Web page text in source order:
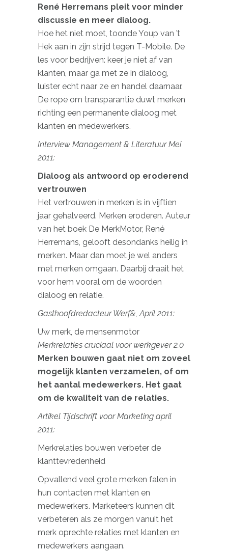
René Herremans pleit voor minder
discussie en meer dialoog.
Hoe het niet moet, toonde Youp van ’t
Hek aan in zijn strijd tegen T-Mobile. De
les voor bedrijven: keer je niet af van
klanten, maar ga met ze in dialoog,
luister echt naar ze en handel daarnaar.
De rope om transparantie duwt merken
richting een permanente dialoog met
klanten en medewerkers.
Interview Management & Literatuur Mei
2011:
Dialoog als antwoord op eroderend
vertrouwen
Het vertrouwen in merken is in vijftien
jaar gehalveerd. Merken eroderen. Auteur
van het boek De MerkMotor, René
Herremans, gelooft desondanks heilig in
merken. Maar dan moet je wel anders
met merken omgaan. Daarbij draait het
voor hem vooral om de woorden
dialoog en relatie.
Gasthoofdredacteur Werf&, April 2011:
Uw merk, de mensenmotor
Merkrelaties cruciaal voor werkgever 2.0
Merken bouwen gaat niet om zoveel
mogelijk klanten verzamelen, of om
het aantal medewerkers. Het gaat
om de kwaliteit van de relaties.
Artikel Tijdschrift voor Marketing april
2011:
Merkrelaties bouwen verbeter de
klanttevredenheid
Opvallend veel grote merken falen in
hun contacten met klanten en
medewerkers. Marketeers kunnen dit
verbeteren als ze morgen vanuit het
merk oprechte relaties met klanten en
medewerkers aangaan.